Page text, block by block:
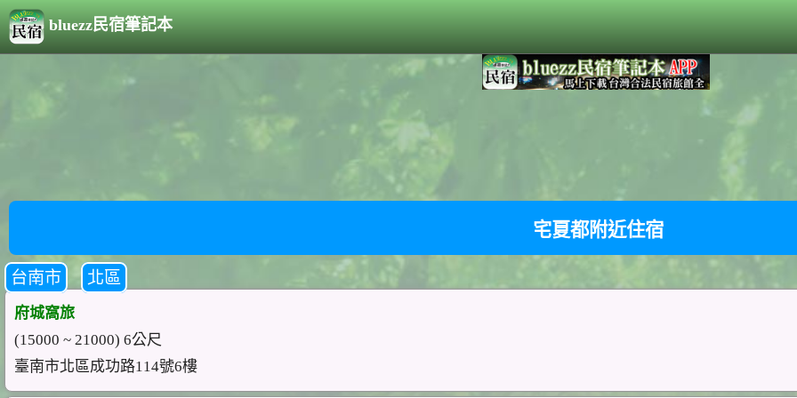
bluezz民宿筆記本
宅夏都附近住宿
台南市 北區
府城窩旅
(15000 ~ 21000) 6公尺
臺南市北區成功路114號6樓